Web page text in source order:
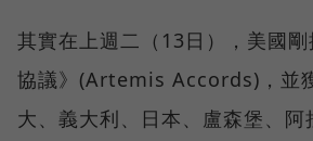
其實在上週二（13日），美國
協議》(Artemis Accords)，並
大、義大利、日本、盧森堡、阿